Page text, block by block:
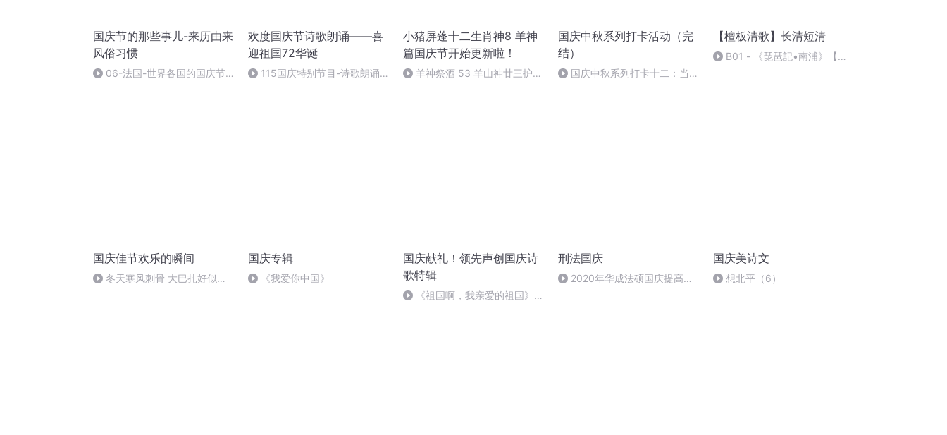
国庆节的那些事儿-来历由来
风俗习惯
06-法国-世界各国的国庆节-
欢度国庆节诗歌朗诵——喜
迎祖国72华诞
115国庆特别节目-诗歌朗诵-
小猪屏蓬十二生肖神8 羊神
篇国庆节开始更新啦！
羊神祭酒 53 羊山神廿三护祭
国庆中秋系列打卡活动（完
结）
国庆中秋系列打卡十二：当阳
【檀板清歌】长清短清
B01 - 《琵琶記•南浦》【尾
国庆佳节欢乐的瞬间
冬天寒风刺骨 大巴扎好似温
国庆专辑
《我爱你中国》
国庆献礼！领先声创国庆诗
歌特辑
《祖国啊，我亲爱的祖国》温
刑法国庆
2020年华成法硕国庆提高班
国庆美诗文
想北平（6）